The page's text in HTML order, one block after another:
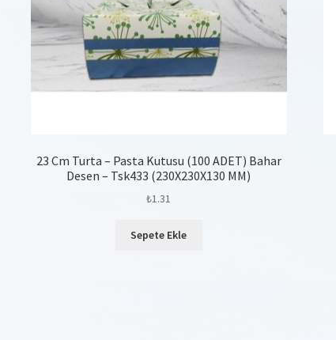
23 Cm Turta – Pasta Kutusu (100 ADET) Bahar
Desen – Tsk433 (230X230X130 MM)
₺1.31
Sepete Ekle